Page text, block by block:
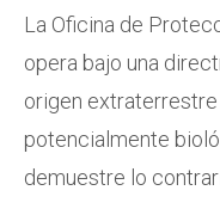
La Oficina de
opera bajo una
origen
potencialmente
demuestre lo